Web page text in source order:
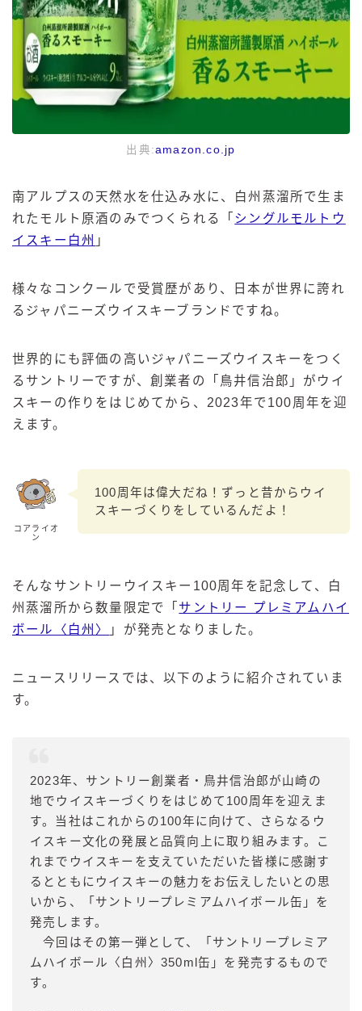
出典:amazon.co.jp
南アルプスの天然水を仕込み水に、白州蒸溜所で生ま
れたモルト原酒のみでつくられる「 シングルモルトウ
イスキー白州 」
様々なコンクールで受賞歴があり、日本が世界に誇れ
るジャパニーズウイスキーブランドですね。
世界的にも評価の高いジャパニーズウイスキーをつく
るサントリーですが、創業者の「鳥井信治郎」がウイ
スキーの作りをはじめてから、2023年で100周年を迎
えます。
コアライオ
ン
100周年は偉大だね！ずっと昔からウイ
スキーづくりをしているんだよ！
そんなサントリーウイスキー100周年を記念して、白
州蒸溜所から数量限定で「 サントリー プレミアムハイ
ボール〈白州〉
」が発売となりました。
ニュースリリースでは、以下のように紹介されていま
す。
2023年、サントリー創業者・鳥井信治郎が山崎の
地でウイスキーづくりをはじめて100周年を迎えま
す。当社はこれからの100年に向けて、さらなるウ
イスキー文化の発展と品質向上に取り組みます。こ
れまでウイスキーを支えていただいた皆様に感謝す
るとともにウイスキーの魅力をお伝えしたいとの思
いから、「サントリープレミアムハイボール缶」を
発売します。
今回はその第一弾として、「サントリープレミア
ムハイボール〈白州〉350ml缶」を発売するもので
す。